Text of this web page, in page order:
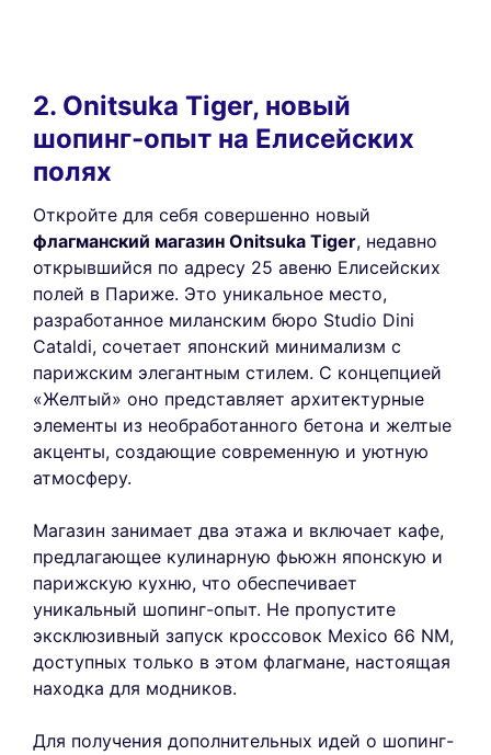
2. Onitsuka Tiger, новый
шопинг-опыт на Елисейских
полях
Откройте для себя совершенно новый
флагманский магазин Onitsuka Tiger, недавно
открывшийся по адресу 25 авеню Елисейских
полей в Париже. Это уникальное место,
разработанное миланским бюро Studio Dini
Cataldi, сочетает японский минимализм с
парижским элегантным стилем. С концепцией
«Желтый» оно представляет архитектурные
элементы из необработанного бетона и желтые
акценты, создающие современную и уютную
атмосферу.
Магазин занимает два этажа и включает кафе,
предлагающее кулинарную фьюжн японскую и
парижскую кухню, что обеспечивает
уникальный шопинг-опыт. Не пропустите
эксклюзивный запуск кроссовок Mexico 66 NM,
доступных только в этом флагмане, настоящая
находка для модников.
Для получения дополнительных идей о шопинг-